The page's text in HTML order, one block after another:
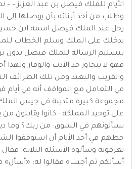
الأيام للملك فيصل بن عبد العزيز –
وطلب من أحد أبنائه بأن يوصلها إلى
رجل عند الملك فيصل اسمه ابن
يدخلك على الملك وسلم الخطاب
بتسليم الرسالة للملك فيصل بدون
فهو لا يتجاوز حد الأدب والوقار ولهذا
والقريب والبعيد ومن تلك الطرائف
في التعامل مع المواقف أنه في أيام
مجموعة كبيرة متدينة في جيش الملك
على توحيد المملكة - كانوا يقابلون
يسألونهم في السوق: من ربك؟ وما
حظهم في أحد الأيام أن استوقفوا
يعرفونه وسألوه الأسئلة الثلاثة.
أسألكم ثم أجيب» فقالوا له: «أسأل»